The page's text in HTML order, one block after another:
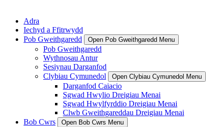
Adra
Iechyd a Ffitrwydd
Pob Gweithgaredd
Open Pob Gweithgaredd Menu
Pob Gweithgaredd
Wythnosau Antur
Sesiynau Darganfod
Clybiau Cymunedol
Open Clybiau Cymunedol Menu
Darganfod Caiacio
Sgwad Hwylio Dreigiau Menai
Sgwad Hwylfyrddio Dreigiau Menai
Clwb Gweithgareddau Dreigiau Menai
Bob Cwrs
Open Bob Cwrs Menu